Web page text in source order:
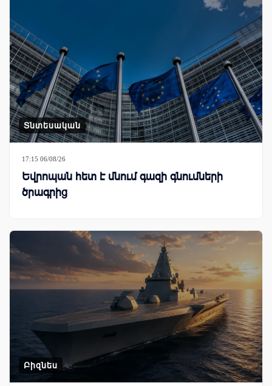
Տնտեսական
17:15 06/08/26
Եվրոպան հետ է մնում գազի գնումների
ծրագրից
Բիզնես